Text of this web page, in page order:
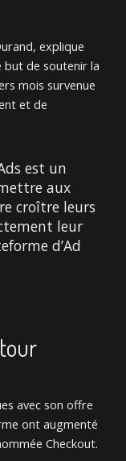
explique
but de soutenir la
mois survenue
et de
est un
aux
croître leurs
leur
d’Ad
avec son offre
ont augmenté
Checkout.